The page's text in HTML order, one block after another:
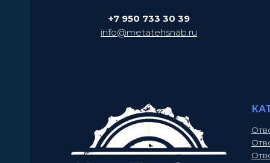
+7 950 733 30 39
info@metatehsnab.ru